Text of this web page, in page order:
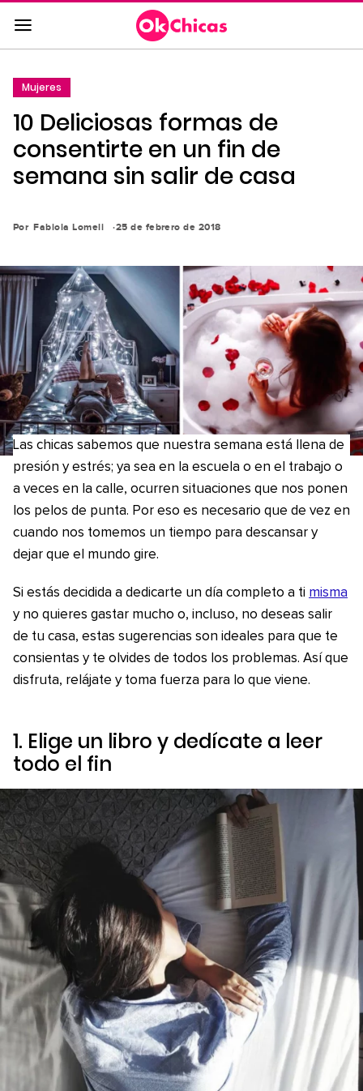
Saltar
al
contenido
la
navegación
principal
Mujeres
10 Deliciosas formas de
consentirte en un fin de
semana sin salir de casa
Por Fabiola Lomeli 25 de febrero de 2018
Las chicas sabemos que nuestra semana está llena de
presión y estrés; ya sea en la escuela o en el trabajo o
a veces en la calle, ocurren situaciones que nos ponen
los pelos de punta. Por eso es necesario que de vez en
cuando nos tomemos un tiempo para descansar y
dejar que el mundo gire.
Si estás decidida a dedicarte un día completo a ti misma
y no quieres gastar mucho o, incluso, no deseas salir
de tu casa, estas sugerencias son ideales para que te
consientas y te olvides de todos los problemas. Así que
disfruta, relájate y toma fuerza para lo que viene.
1. Elige un libro y dedícate a leer
todo el fin